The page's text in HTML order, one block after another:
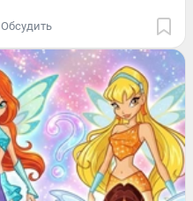
Обсудить